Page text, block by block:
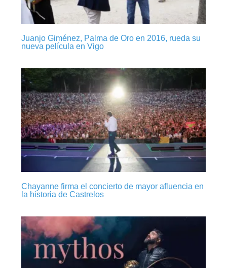
Juanjo Giménez, Palma de Oro en 2016, rueda su
nueva película en Vigo
Chayanne firma el concierto de mayor afluencia en
la historia de Castrelos